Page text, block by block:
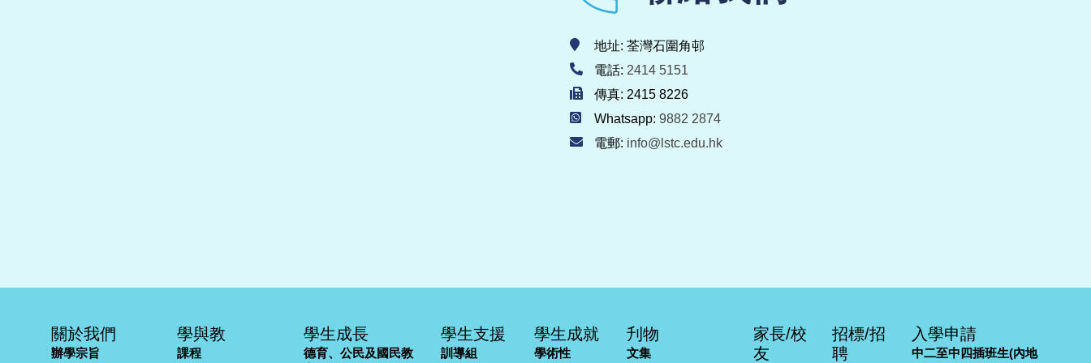
地址: 荃灣石圍角邨
電話: 2414 5151
傳真: 2415 8226
Whatsapp: 9882 2874
電郵: info@lstc.edu.hk
關於我們
辦學宗旨
學與教
課程
學生成長
德育、公民及國民教
學生支援
訓導組
學生成就
學術性
刋物
文集
家長/校
友
招標/招
聘
入學申請
中二至中四插班生(內地